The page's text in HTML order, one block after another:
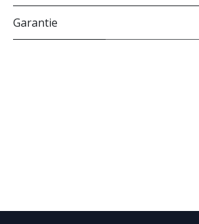
Garantie